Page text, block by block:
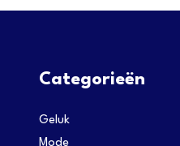
Categorieën
Geluk
Mode